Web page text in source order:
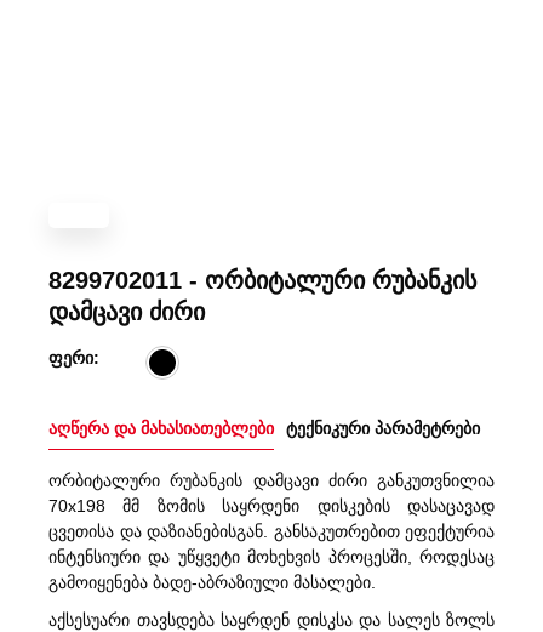
8299702011 - ორბიტალური რუბანკის
დამცავი ძირი
ფერი:
აღწერა და მახასიათებლები ტექნიკური პარამეტრები
ორბიტალური რუბანკის დამცავი ძირი განკუთვნილია
70x198 მმ ზომის საყრდენი დისკების დასაცავად
ცვეთისა და დაზიანებისგან. განსაკუთრებით ეფექტურია
ინტენსიური და უწყვეტი მოხეხვის პროცესში, როდესაც
გამოიყენება ბადე-აბრაზიული მასალები.
აქსესუარი თავსდება საყრდენ დისკსა და სალეს ზოლს